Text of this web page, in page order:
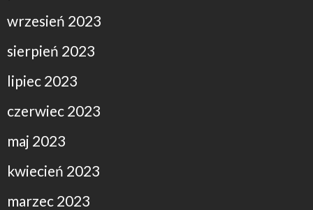
wrzesień 2023
sierpień 2023
lipiec 2023
czerwiec 2023
maj 2023
kwiecień 2023
marzec 2023